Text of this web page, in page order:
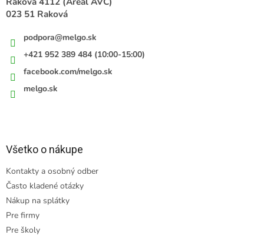
023 51 Raková
podpora@melgo.sk
+421 952 389 484 (10:00-15:00)
facebook.com/melgo.sk
melgo.sk
Všetko o nákupe
Kontakty a osobný odber
Často kladené otázky
Nákup na splátky
Pre firmy
Pre školy